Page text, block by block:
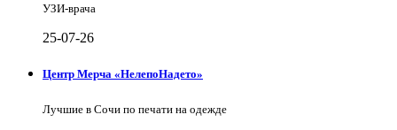
УЗИ-врача
25-07-26
Центр Мерча «НелепоНадето»
Лучшие в Сочи по печати на одежде